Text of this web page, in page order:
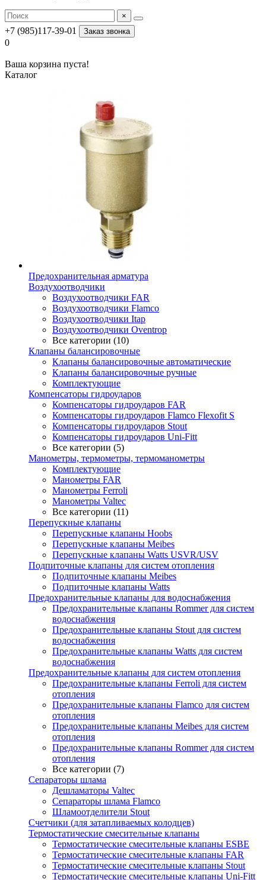
×
+7 (985)117-39-01 Заказ звонка
0
Ваша корзина пуста!
Каталог
Предохранительная арматура
Воздухоотводчики
Воздухоотводчики FAR
Воздухоотводчики Flamco
Воздухоотводчики Itap
Воздухоотводчики Oventrop
Все категории (10)
Клапаны балансировочные
Клапаны балансировочные автоматические
Клапаны балансировочные ручные
Комплектующие
Компенсаторы гидроударов
Компенсаторы гидроударов FAR
Компенсаторы гидроударов Flamco Flexofit S
Компенсаторы гидроударов Stout
Компенсаторы гидроударов Uni-Fitt
Все категории (5)
Манометры, термометры, термоманометры
Комплектующие
Манометры FAR
Манометры Ferroli
Манометры Valtec
Все категории (11)
Перепускные клапаны
Перепускные клапаны Hoobs
Перепускные клапаны Meibes
Перепускные клапаны Watts USVR/USV
Подпиточные клапаны для систем отопления
Подпиточные клапаны Meibes
Подпиточные клапаны Watts
Предохранительные клапаны для водоснабжения
Предохранительные клапаны Rommer для систем
водоснабжения
Предохранительные клапаны Stout для систем
водоснабжения
Предохранительные клапаны Watts для систем
водоснабжения
Предохранительные клапаны для систем отопления
Предохранительные клапаны Ferroli для систем
отопления
Предохранительные клапаны Flamco для систем
отопления
Предохранительные клапаны Meibes для систем
отопления
Предохранительные клапаны Rommer для систем
отопления
Все категории (7)
Сепараторы шлама
Дешламаторы Valtec
Сепараторы шлама Flamco
Шламоотделители Stout
Счетчики (для затапливаемых колодцев)
Термостатические смесительные клапаны
Термостатические смесительные клапаны ESBE
Термостатические смесительные клапаны FAR
Термостатические смесительные клапаны Stout
Термостатические смесительные клапаны Uni-Fitt